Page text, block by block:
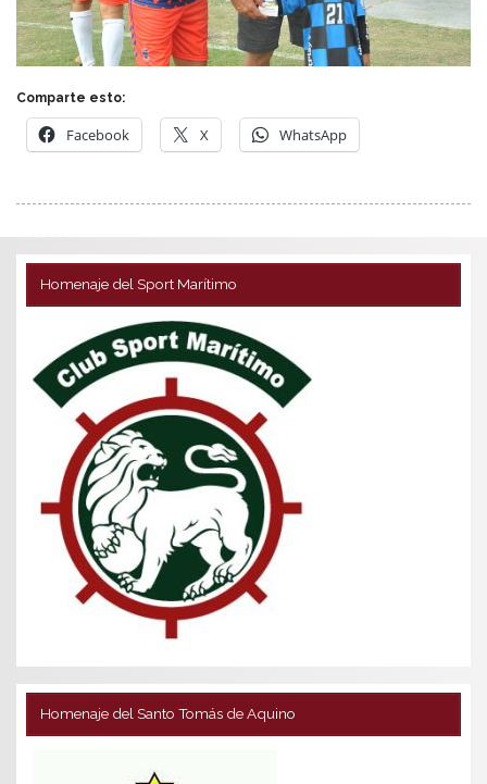
Comparte esto:
Facebook X WhatsApp
Homenaje del Sport Marítimo
Homenaje del Santo Tomás de Aquino